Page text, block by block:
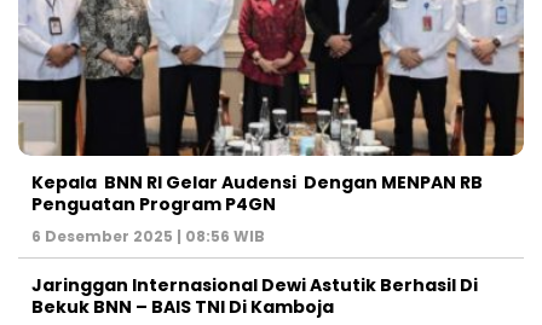
Kepala BNN RI Gelar Audensi Dengan MENPAN RB
Penguatan Program P4GN
6 Desember 2025 | 08:56 WIB
Jaringgan Internasional Dewi Astutik Berhasil Di
Bekuk BNN – BAIS TNI Di Kamboja